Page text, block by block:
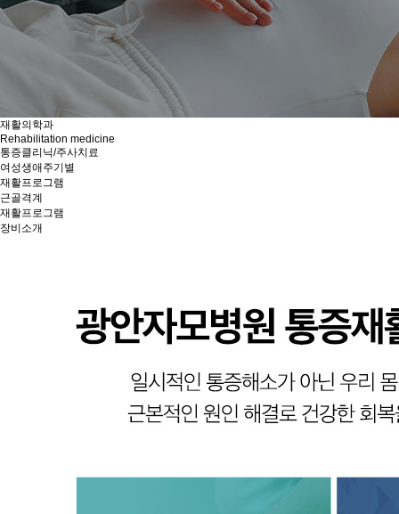
재활의학과
Rehabilitation medicine
통증클리닉/주사치료
여성생애주기별
재활프로그램
근골격계
재활프로그램
장비소개